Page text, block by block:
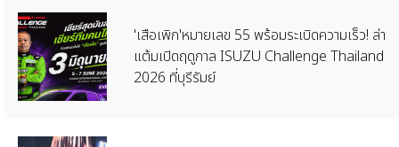
'เสือเพิก'หมายเลข 55 พร้อมระเบิดความเร็ว! ล่า
แต้มเปิดฤดูกาล ISUZU Challenge Thailand
2026 ที่บุรีรัมย์